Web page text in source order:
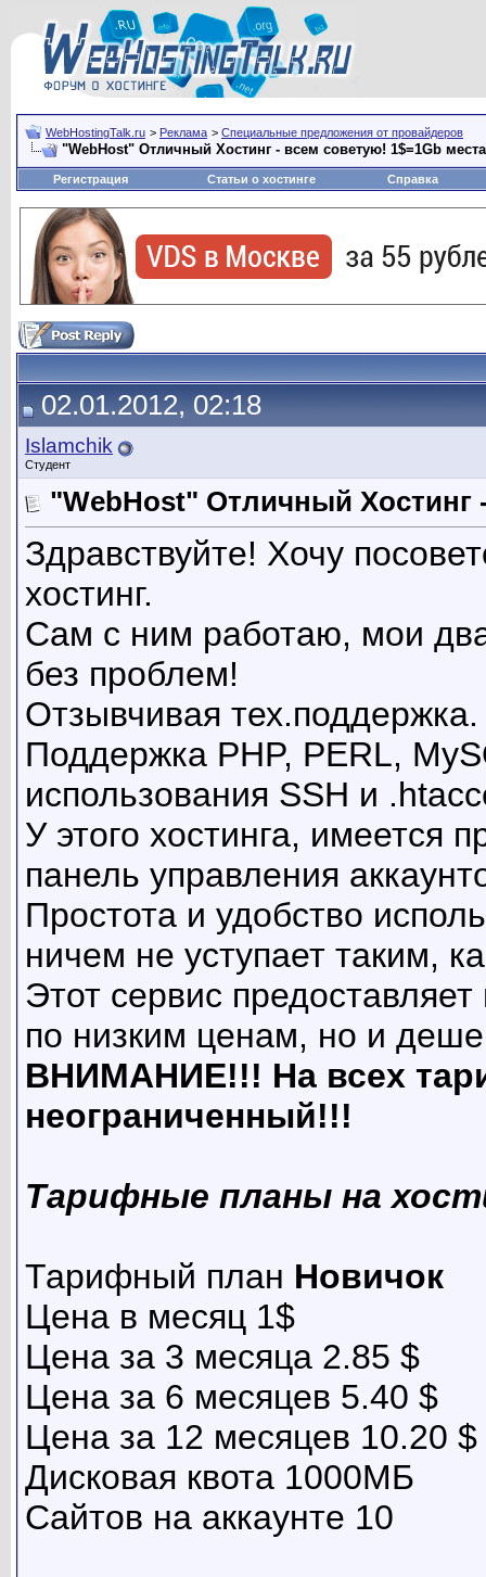
WebHostingTalk.ru > Реклама > Специальные предложения от провайдеров
"WebHost" Отличный Хостинг - всем советую! 1$=1Gb места
Регистрация Статьи о хостинге Справка
02.01.2012, 02:18
Islamchik
Студент
"WebHost" Отличный Хостинг
Здравствуйте! Хочу
хостинг.
Сам с ним работаю, мои
без проблем!
Отзывчивая
Поддержка PHP, PERL,
использования SSH и
У этого хостинга, имеется
панель управления
Простота и удобство
ничем не уступает таким,
Этот сервис
по низким ценам, но и
ВНИМАНИЕ!!! На всех
неограниченный!!!
Тарифные планы на
Тарифный план Новичок
Цена в месяц 1$
Цена за 3 месяца 2.85 $
Цена за 6 месяцев 5.40 $
Цена за 12 месяцев 10.20 $
Дисковая квота 1000МБ
Сайтов на аккаунте 10